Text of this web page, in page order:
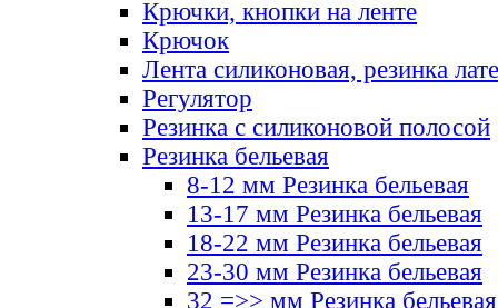
Крючки, кнопки на ленте
Крючок
Лента силиконовая, резинка
Регулятор
Резинка с силиконовой полосой
Резинка бельевая
8-12 мм Резинка бельевая
13-17 мм Резинка бельевая
18-22 мм Резинка бельевая
23-30 мм Резинка бельевая
32 =>> мм Резинка бельевая